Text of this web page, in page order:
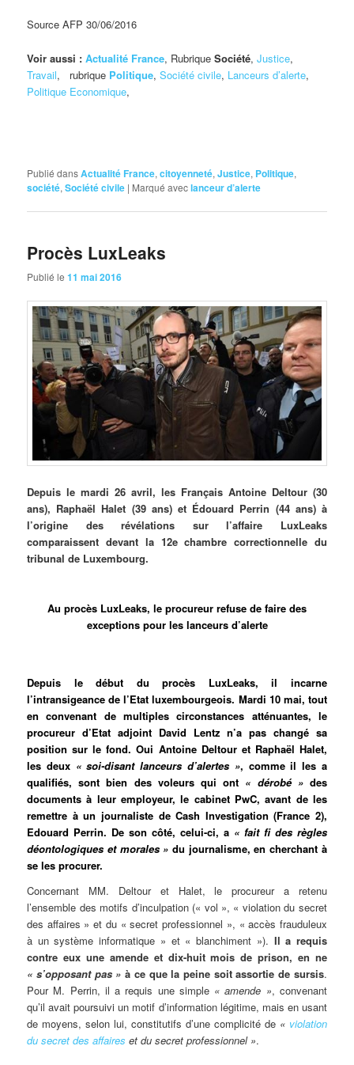
Source AFP 30/06/2016
Voir aussi : Actualité France, RubriqueSociété,Justice,
Travail, rubrique Politique,Société civile, Lanceurs d’alerte,
Politique Economique,
Publié dansActualité France,citoyenneté,Justice, Politique,
société,Société civile | Marqué aveclanceur d’alerte
Procès LuxLeaks
Publié le11 mai 2016
Depuisle mardi 26 avril, les Français Antoine Deltour (30
ans), Raphaël Halet (39 ans) et Édouard Perrin (44 ans) à
l’origine des révélations sur l’affaire LuxLeaks
comparaissent devant la 12e chambre correctionnelle du
tribunal de Luxembourg.
Au procès LuxLeaks, le procureur refuse de faire des
exceptions pour les lanceurs d’alerte
Depuis le début du procès LuxLeaks, il incarne
l’intransigeance de l’Etat luxembourgeois. Mardi 10 mai, tout
en convenant de multiples circonstances atténuantes, le
procureur d’Etat adjoint David Lentz n’a pas changé sa
position sur le fond. Oui Antoine Deltour et Raphaël Halet,
les deux « soi-disant lanceurs d’alertes », comme il les a
qualifiés, sont bien des voleurs qui ont « dérobé »des
documents à leur employeur, le cabinet PwC, avant de les
remettre à un journaliste de Cash Investigation (France 2),
Edouard Perrin. De son côté, celui-ci, a « fait fi des règles
déontologiques et morales » du journalisme, en cherchant à
se les procurer.
Concernant MM. Deltour et Halet, le procureur a retenu
l’ensemble des motifs d’inculpation (« vol », « violation du secret
des affaires » et du « secret professionnel », « accès frauduleux
à un système informatique » et « blanchiment »). Il a requis
contre eux une amende et dix-huit mois de prison, en ne
« s’opposant pas » à ce que la peine soit assortie de sursis.
Pour M. Perrin, il a requis une simple « amende », convenant
qu’il avait poursuivi un motif d’information légitime, mais en usant
de moyens, selon lui, constitutifs d’une complicité de « violation
du secret des affaires et du secret professionnel ».